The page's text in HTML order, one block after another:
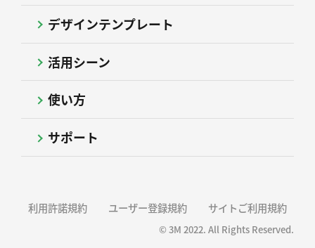
デザインテンプレート
活用シーン
使い方
サポート
利用許諾規約 ユーザー登録規約 サイトご利用規約
© 3M 2022. All Rights Reserved.